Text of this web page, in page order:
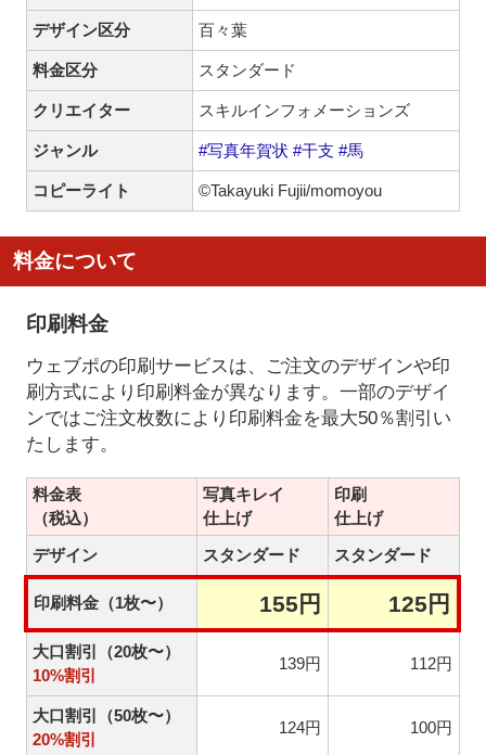
デザイン区分 百々葉
料金区分 スタンダード
クリエイター スキルインフォメーションズ
ジャンル #写真年賀状 #干支 #馬
コピーライト ©Takayuki Fujii/momoyou
料金について
印刷料金
ウェブポの印刷サービスは、ご注文のデザインや印
刷方式により印刷料金が異なります。一部のデザイ
ンではご注文枚数により印刷料金を最大50％割引い
たします。
料金表
（税込）
写真キレイ
仕上げ
印刷
仕上げ
デザイン
スタンダード スタンダード
印刷料金（1枚〜） 155円 125円
大口割引（20枚〜）
10%割引
139円 112円
大口割引（50枚〜）
20%割引
124円 100円